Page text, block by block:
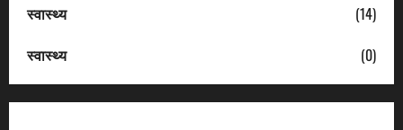
स्वास्थ्य
(14)
स्वास्थ्य
(0)